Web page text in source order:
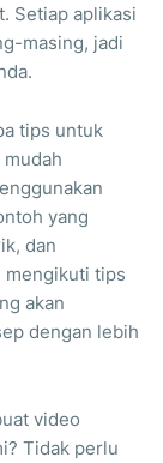
Setiap aplikasi
masing, jadi
tips untuk
yang
dan
mengikuti tips
akan
dengan lebih
video
Tidak perlu